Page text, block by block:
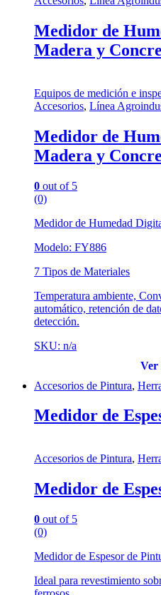
Medidor de
Madera y
Equipos de medición e
Accesorios, Línea
Medidor de
Madera y
0 out of 5
(0)
Medidor de Humedad
Modelo: FY886
7 Tipos de Materiales
Temperatura ambiente,
automático, retención de
detección.
SKU: n/a
Ver
Accesorios de Pintura,
Medidor de
Accesorios de Pintura,
Medidor de
0 out of 5
(0)
Medidor de Espesor de
Ideal para revestimiento